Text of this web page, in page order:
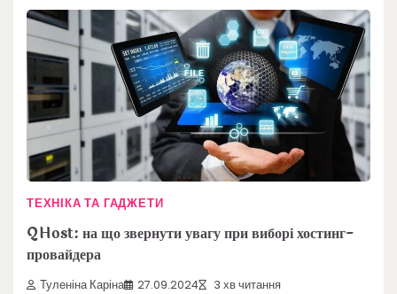
ТЕХНІКА ТА ГАДЖЕТИ
QHost: на що звернути увагу при виборі хостинг-
провайдера
Туленіна Каріна 27.09.2024 3 хв читання